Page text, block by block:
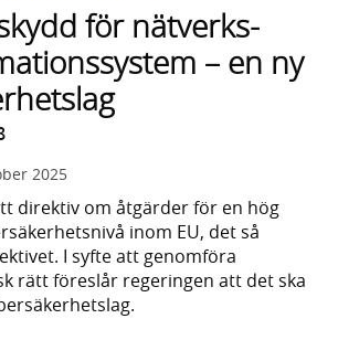
för nätverks-
– en ny
2025
direktiv om åtgärder för en hög
inom EU, det så
I syfte att genomföra
rätt föreslår regeringen att det ska